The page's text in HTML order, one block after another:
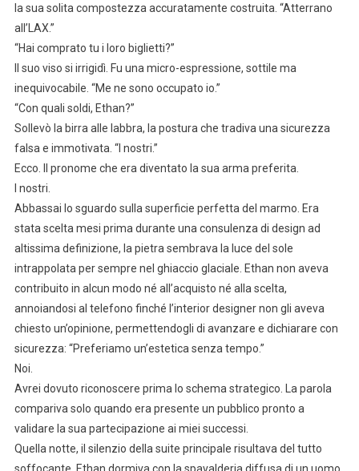
la sua solita compostezza accuratamente costruita. “Atterrano
all’LAX.”
“Hai comprato tu i loro biglietti?”
Il suo viso si irrigidì. Fu una micro-espressione, sottile ma
inequivocabile. “Me ne sono occupato io.”
“Con quali soldi, Ethan?”
Sollevò la birra alle labbra, la postura che tradiva una sicurezza
falsa e immotivata. “I nostri.”
Ecco. Il pronome che era diventato la sua arma preferita.
I nostri.
Abbassai lo sguardo sulla superficie perfetta del marmo. Era
stata scelta mesi prima durante una consulenza di design ad
altissima definizione, la pietra sembrava la luce del sole
intrappolata per sempre nel ghiaccio glaciale. Ethan non aveva
contribuito in alcun modo né all’acquisto né alla scelta,
annoiandosi al telefono finché l’interior designer non gli aveva
chiesto un’opinione, permettendogli di avanzare e dichiarare con
sicurezza: “Preferiamo un’estetica senza tempo.”
Noi.
Avrei dovuto riconoscere prima lo schema strategico. La parola
compariva solo quando era presente un pubblico pronto a
validare la sua partecipazione ai miei successi.
Quella notte, il silenzio della suite principale risultava del tutto
soffocante. Ethan dormiva con la spavalderia diffusa di un uomo